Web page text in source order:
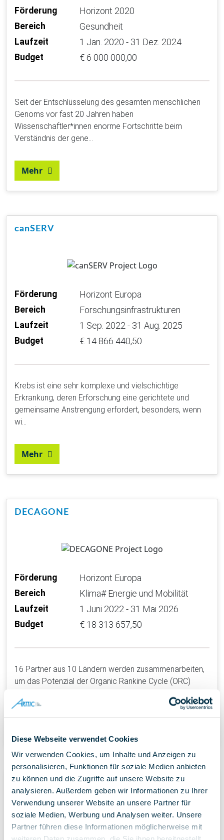
Diese Webseite verwendet Cookies
Wir verwenden Cookies, um Inhalte und Anzeigen zu
personalisieren, Funktionen für soziale Medien anbieten
zu können und die Zugriffe auf unsere Website zu
analysieren. Außerdem geben wir Informationen zu Ihrer
Verwendung unserer Website an unsere Partner für
soziale Medien, Werbung und Analysen weiter. Unsere
Partner führen diese Informationen möglicherweise mit
Förderung Horizont 2020
Bereich Gesundheit
Laufzeit 1 Jan. 2020 - 31 Dez. 2024
Budget € 6 000 000,00
Seit der Entschlüsselung des gesamten menschlichen
Genoms vor fast 20 Jahren haben
Wissenschaftler*innen enorme Fortschritte beim
Verständnis der gene…
Mehr
canSERV
Förderung Horizont Europa
Bereich Forschungsinfrastrukturen
Laufzeit 1 Sep. 2022 - 31 Aug. 2025
Budget € 14 866 440,50
Krebs ist eine sehr komplexe und vielschichtige
Erkrankung, deren Erforschung eine gerichtete und
gemeinsame Anstrengung erfordert, besonders, wenn
wi…
Mehr
DECAGONE
Förderung Horizont Europa
Bereich Klima# Energie und Mobilität
Laufzeit 1 Juni 2022 - 31 Mai 2026
Budget € 18 313 657,50
16 Partner aus 10 Ländern werden zusammenarbeiten,
um das Potenzial der Organic Rankine Cycle (ORC)
ESCulab